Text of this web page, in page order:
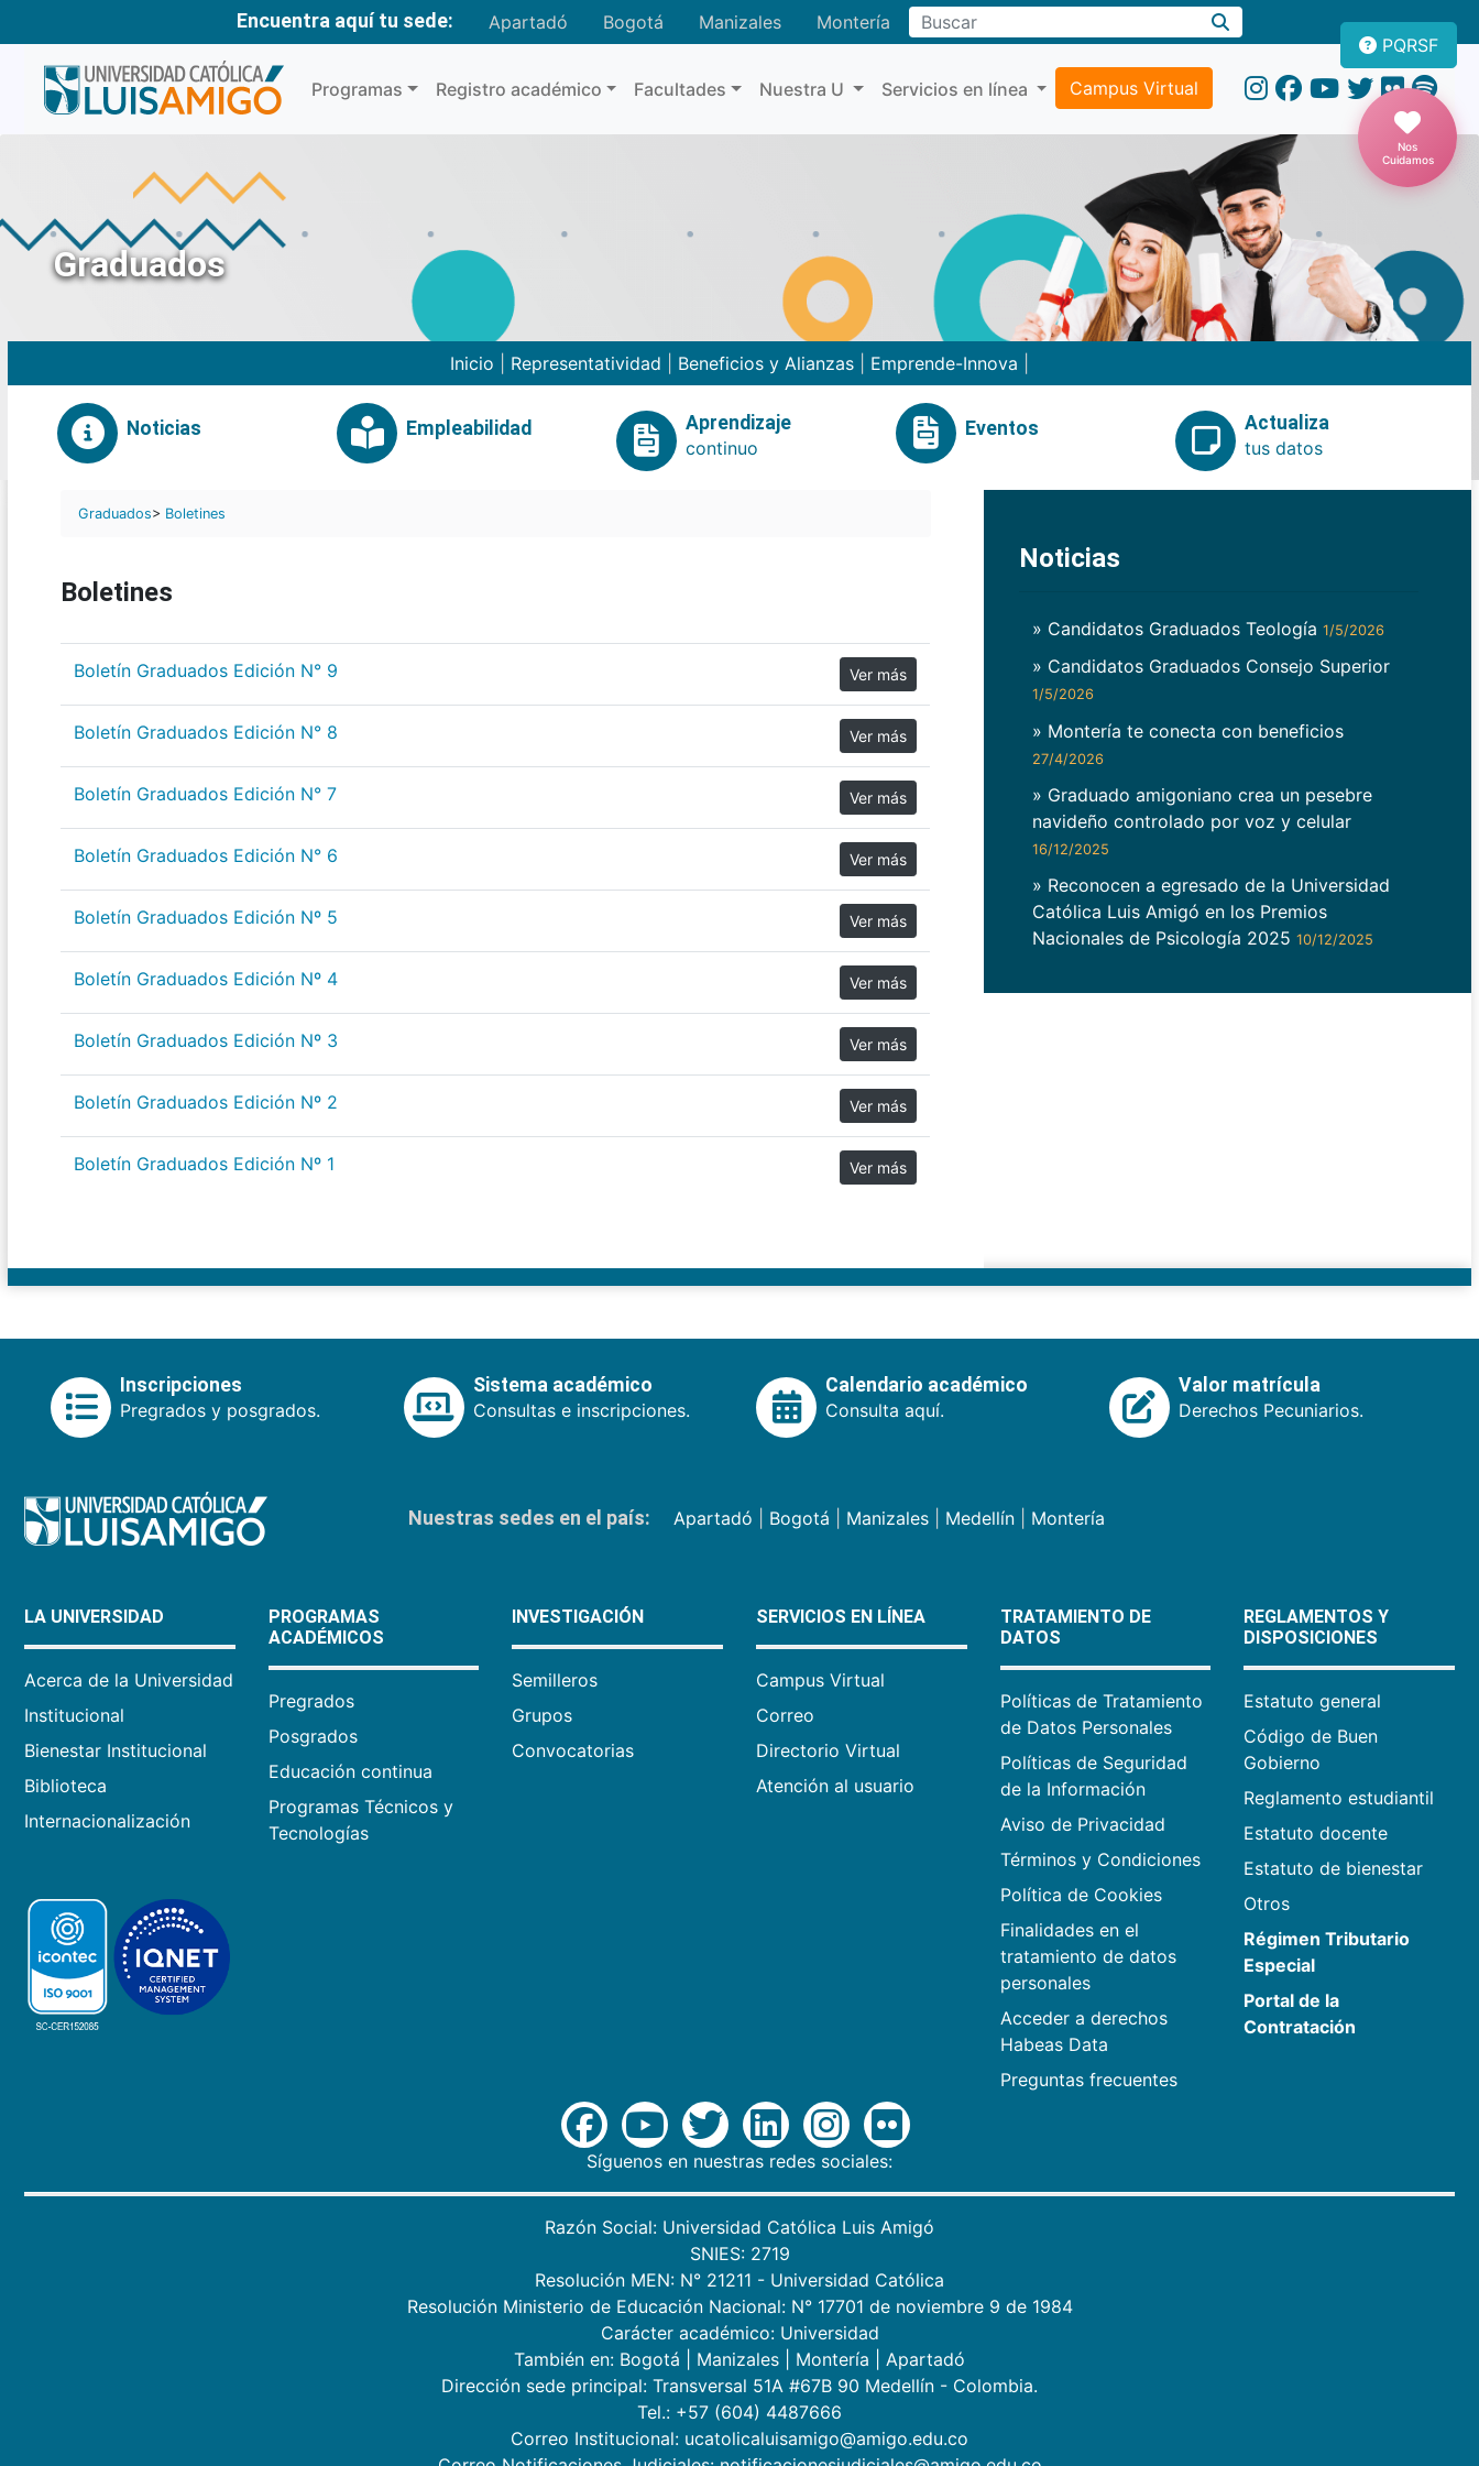
Encuentra aquí tu sede: Apartadó Bogotá Manizales MonteríaBuscar
Programas Registro académico Facultades Nuestra U Servicios en línea Campus Virtual
PQRSF
Nos
Cuidamos
Graduados
Inicio Representatividad Beneficios y Alianzas Emprende-Innova
Noticias Empleabilidad
Aprendizaje
continuo
Eventos
Actualiza
tus datos
Graduados> Boletines
Boletines
Boletín Graduados Edición N° 9 Ver más
Boletín Graduados Edición N° 8 Ver más
Boletín Graduados Edición N° 7 Ver más
Boletín Graduados Edición N° 6 Ver más
Boletín Graduados Edición Nº 5 Ver más
Boletín Graduados Edición Nº 4 Ver más
Boletín Graduados Edición Nº 3 Ver más
Boletín Graduados Edición Nº 2 Ver más
Boletín Graduados Edición Nº 1 Ver más
Noticias
» Candidatos Graduados Teología 1/5/2026
» Candidatos Graduados Consejo Superior
1/5/2026
» Montería te conecta con beneficios
27/4/2026
» Graduado amigoniano crea un pesebre
navideño controlado por voz y celular
16/12/2025
» Reconocen a egresado de la Universidad
Católica Luis Amigó en los Premios
Nacionales de Psicología 2025 10/12/2025
Inscripciones
Pregrados y posgrados.
Sistema académico
Consultas e inscripciones.
Calendario académico
Consulta aquí.
Valor matrícula
Derechos Pecuniarios.
Nuestras sedes en el país: Apartadó Bogotá Manizales| Medellín| Montería
LA UNIVERSIDAD
Acerca de la Universidad
Institucional
Bienestar Institucional
Biblioteca
Internacionalización
PROGRAMAS
ACADÉMICOS
Pregrados
Posgrados
Educación continua
Programas Técnicos y
Tecnologías
INVESTIGACIÓN
Semilleros
Grupos
Convocatorias
SERVICIOS EN LÍNEA
Campus Virtual
Correo
Directorio Virtual
Atención al usuario
TRATAMIENTO DE
DATOS
Políticas de Tratamiento
de Datos Personales
Políticas de Seguridad
de la Información
Aviso de Privacidad
Términos y Condiciones
Política de Cookies
Finalidades en el
tratamiento de datos
personales
Acceder a derechos
Habeas Data
Preguntas frecuentes
REGLAMENTOS Y
DISPOSICIONES
Estatuto general
Código de Buen
Gobierno
Reglamento estudiantil
Estatuto docente
Estatuto de bienestar
Otros
Régimen Tributario
Especial
Portal de la
Contratación
Síguenos en nuestras redes sociales:
Razón Social: Universidad Católica Luis Amigó
SNIES: 2719
Resolución MEN: N° 21211 - Universidad Católica
Resolución Ministerio de Educación Nacional: N° 17701 de noviembre 9 de 1984
Carácter académico: Universidad
También en: Bogotá Manizales Montería
Apartadó
Dirección sede principal: Transversal 51A #67B 90 Medellín - Colombia.
Tel.: +57 (604) 4487666
Correo Institucional: ucatolicaluisamigo@amigo.edu.co